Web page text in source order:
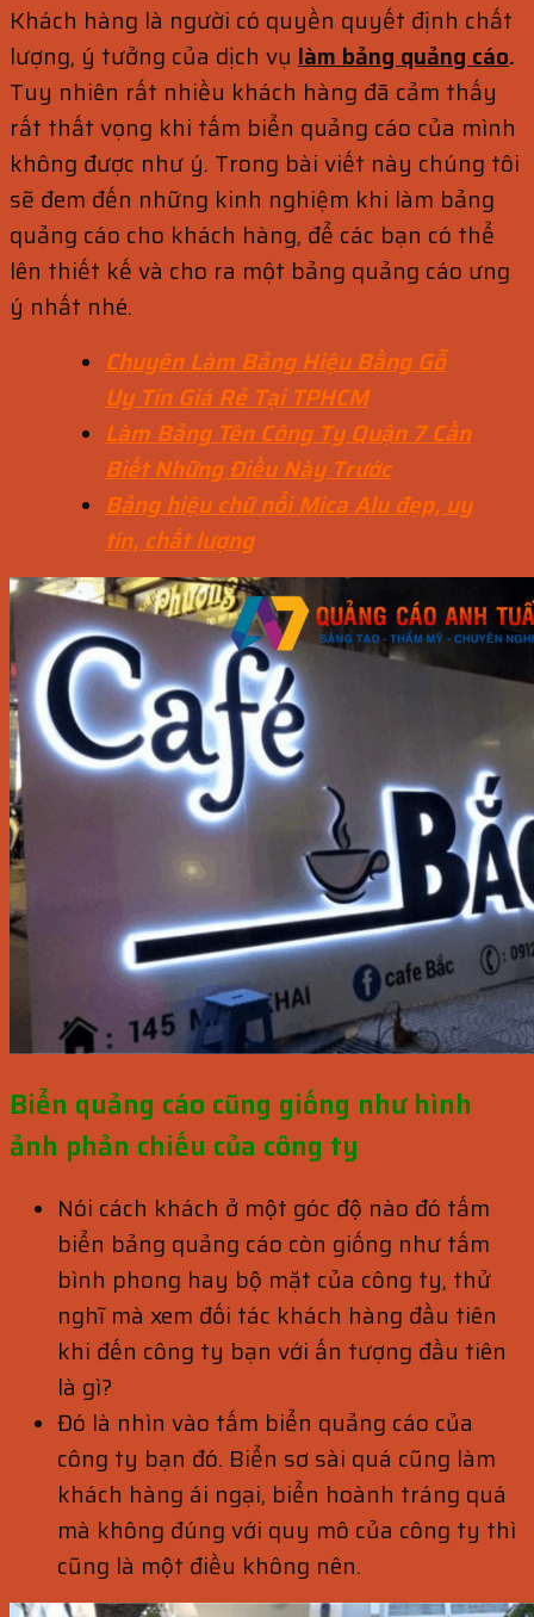
Khách hàng là người có quyền quyết định chất
lượng, ý tưởng của dịch vụ làm bảng quảng cáo.
Tuy nhiên rất nhiều khách hàng đã cảm thấy
rất thất vọng khi tấm biển quảng cáo của mình
không được như ý. Trong bài viết này chúng tôi
sẽ đem đến những kinh nghiệm khi làm bảng
quảng cáo cho khách hàng, để các bạn có thể
lên thiết kế và cho ra một bảng quảng cáo ưng
ý nhất nhé.
Chuyên Làm Bảng Hiệu Bằng Gỗ
Uy Tín Giá Rẻ Tại TPHCM
Làm Bảng Tên Công Ty Quận 7 Cần
Biết Những Điều Này Trước
Bảng hiệu chữ nổi Mica Alu đẹp, uy
tín, chất lượng
Biển quảng cáo cũng giống như hình
ảnh phản chiếu của công ty
Nói cách khách ở một góc độ nào đó tấm
biển bảng quảng cáo còn giống như tấm
bình phong hay bộ mặt của công ty, thử
nghĩ mà xem đối tác khách hàng đầu tiên
khi đến công ty bạn với ấn tượng đầu tiên
là gì?
Đó là nhìn vào tấm biển quảng cáo của
công ty bạn đó. Biển sơ sài quá cũng làm
khách hàng ái ngại, biển hoành tráng quá
mà không đúng với quy mô của công ty thì
cũng là một điều không nên.